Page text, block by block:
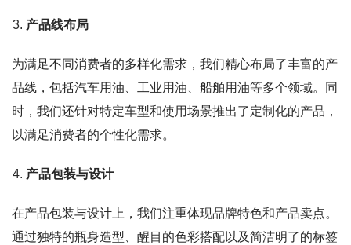
产品线布局
为满足不同消费者的多样化需求，我们精心布局了丰富的产
品线，包括汽车用油、工业用油、船舶用油等多个领域。同
时，我们还针对特定车型和使用场景推出了定制化的产品，
以满足消费者的个性化需求。
产品包装与设计
在产品包装与设计上，我们注重体现品牌特色和产品卖点。
通过独特的瓶身造型、醒目的色彩搭配以及简洁明了的标签